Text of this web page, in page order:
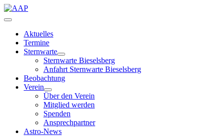
Aktuelles
Termine
Sternwarte
Sternwarte Bieselsberg
Anfahrt Sternwarte Bieselsberg
Beobachtung
Verein
Über den Verein
Mitglied werden
Spenden
Ansprechpartner
Astro-News